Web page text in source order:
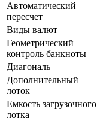
Автоматический
пересчет
Виды валют
Геометрический
контроль банкноты
Диагональ
Дополнительный
лоток
Емкость загрузочного
лотка